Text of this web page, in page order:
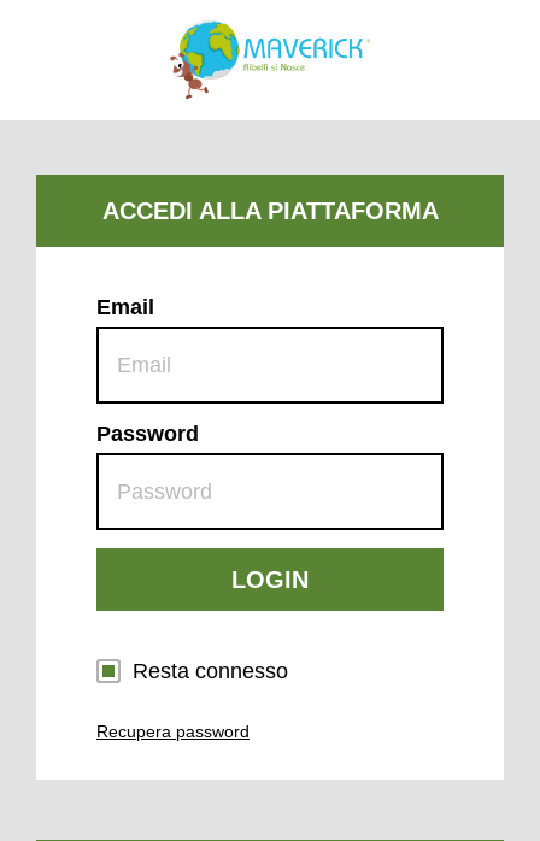
Email
Password
LOGIN
Resta connesso
Recupera password